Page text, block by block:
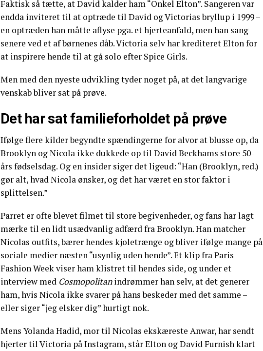
Faktisk så tætte, at David kalder ham “Onkel Elton”. Sangeren var
endda inviteret til at optræde til David og Victorias bryllup i 1999 –
en optræden han måtte aflyse pga. et hjerteanfald, men han sang
senere ved et af børnenes dåb. Victoria selv har krediteret Elton for
at inspirere hende til at gå solo efter Spice Girls.
Men med den nyeste udvikling tyder noget på, at det langvarige
venskab bliver sat på prøve.
Det har sat familieforholdet på prøve
Ifølge flere kilder begyndte spændingerne for alvor at blusse op, da
Brooklyn og Nicola ikke dukkede op til David Beckhams store 50-
års fødselsdag. Og en insider siger det ligeud: “Han (Brooklyn, red.)
gør alt, hvad Nicola ønsker, og det har været en stor faktor i
splittelsen.”
Parret er ofte blevet filmet til store begivenheder, og fans har lagt
mærke til en lidt usædvanlig adfærd fra Brooklyn. Han matcher
Nicolas outfits, bærer hendes kjoletrænge og bliver ifølge mange på
sociale medier næsten “usynlig uden hende”. Et klip fra Paris
Fashion Week viser ham klistret til hendes side, og under et
interview med Cosmopolitanindrømmer han selv, at det generer
ham, hvis Nicola ikke svarer på hans beskeder med det samme –
eller siger “jeg elsker dig” hurtigt nok.
Mens Yolanda Hadid, mor til Nicolas ekskæreste Anwar, har sendt
hjerter til Victoria på Instagram, står Elton og David Furnish klart